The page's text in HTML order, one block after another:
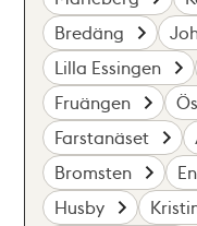
Bredäng
Lilla Essingen
Fruängen
Farstanäset
Bromsten
Husby